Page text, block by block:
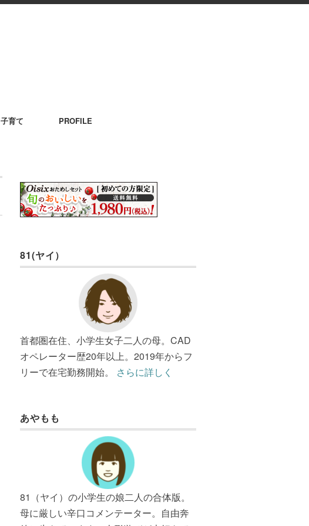
子育て PROFILE
81(ヤイ）
首都圏在住、小学生女子二人の母。CAD
オペレーター歴20年以上。2019年からフ
リーで在宅勤務開始。 さらに詳しく
あやもも
81（ヤイ）の小学生の娘二人の合体版。
母に厳しい辛口コメンテーター。自由奔